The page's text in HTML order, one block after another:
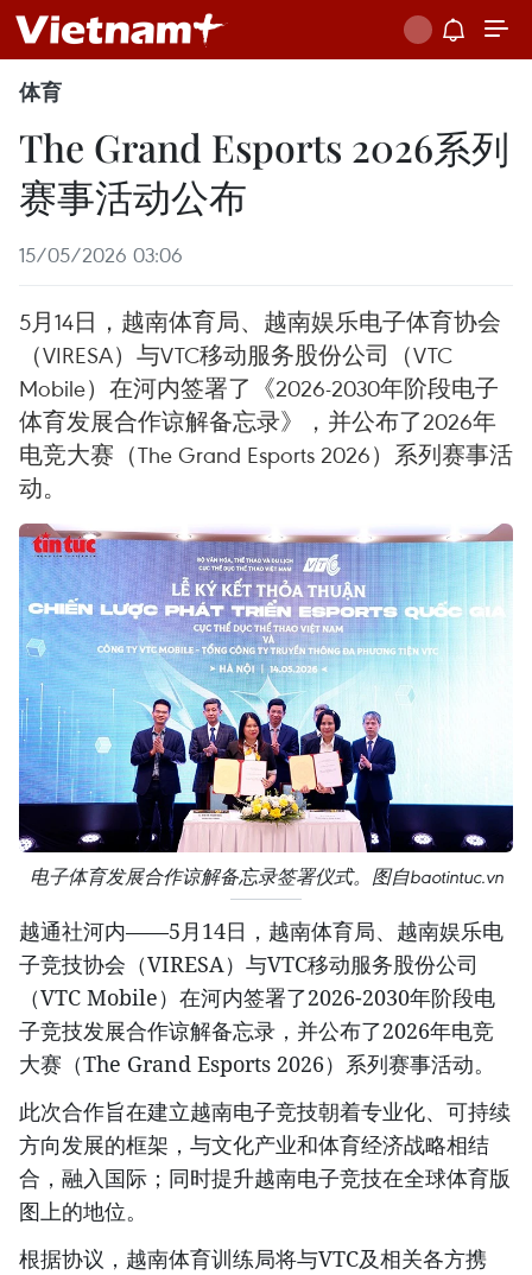
体育
The Grand Esports 2026系列
赛事活动公布
15/05/2026 03:06
5月14日，越南体育局、越南娱乐电子体育协会
（VIRESA）与VTC移动服务股份公司（VTC
Mobile）在河内签署了《2026-2030年阶段电子
体育发展合作谅解备忘录》，并公布了2026年
电竞大赛（The Grand Esports 2026）系列赛事活
动。
电子体育发展合作谅解备忘录签署仪式。图自baotintuc.vn
越通社河内——5月14日，越南体育局、越南娱乐电
子竞技协会（VIRESA）与VTC移动服务股份公司
（VTC Mobile）在河内签署了2026-2030年阶段电
子竞技发展合作谅解备忘录，并公布了2026年电竞
大赛（The Grand Esports 2026）系列赛事活动。
此次合作旨在建立越南电子竞技朝着专业化、可持续
方向发展的框架，与文化产业和体育经济战略相结
合，融入国际；同时提升越南电子竞技在全球体育版
图上的地位。
根据协议，越南体育训练局将与VTC及相关各方携